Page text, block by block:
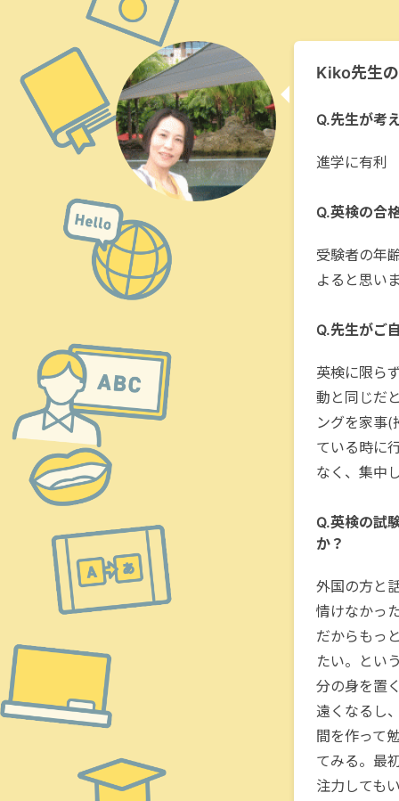
Kiko先生
Q.先生が考
進学に有利
Q.英検の合
受験者の年
よると思い
Q.先生がご
英検に限ら
動と同じだ
ングを家事(
ている時に
なく、集中
Q.英検の試
か？
外国の方と
情けなかっ
だからもっ
たい。とい
分の身を置
遠くなるし
間を作って
てみる。最
注力しても